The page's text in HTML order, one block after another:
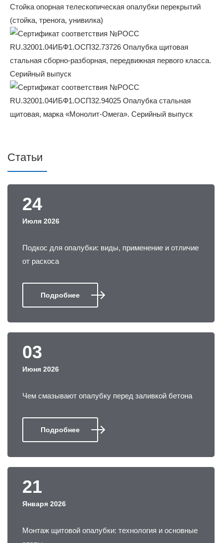
Статьи
24
Июля 2026
Подкос для опалубки: виды, применение и отличие
от раскоса
Подробнее
03
Июня 2026
Чем смазывают опалубку перед заливкой бетона
Подробнее
21
Января 2026
Монтаж щитовой опалубки: технология и основные